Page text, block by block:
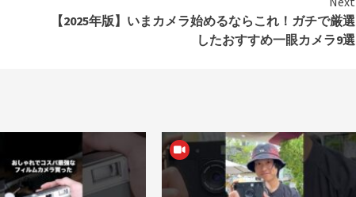
【2025年版】いまカメラ始めるならこれ！ガチで厳選
したおすすめ一眼カメラ9選